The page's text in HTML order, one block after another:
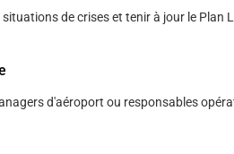
situations de crises et tenir à jour le Plan
d'aéroport ou responsables